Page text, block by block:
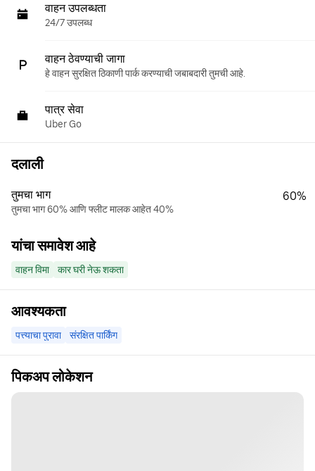
वाहन उपलब्धता
24/7 उपलब्ध
वाहन ठेवण्याची जागा
हे वाहन सुरक्षित ठिकाणी पार्क करण्याची जबाबदारी तुमची आहे.
पात्र सेवा
Uber Go
दलाली
तुमचा भाग
तुमचा भाग 60% आणि फ्लीट मालक आहेत 40%
60%
यांचा समावेश आहे
वाहन विमा कार घरी नेऊ शकता
आवश्यकता
पत्त्याचा पुरावा संरक्षित पार्किंग
पिकअप लोकेशन